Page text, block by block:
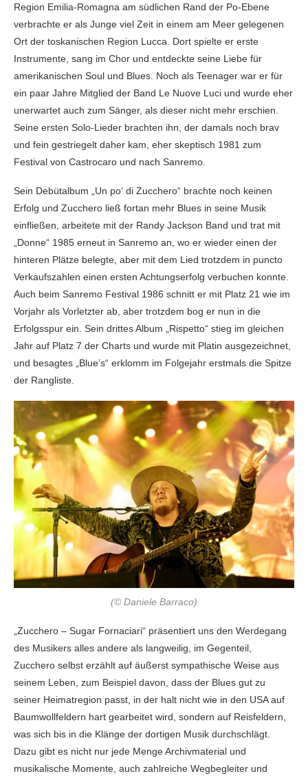
Region Emilia-Romagna am südlichen Rand der Po-Ebene
verbrachte er als Junge viel Zeit in einem am Meer gelegenen
Ort der toskanischen Region Lucca. Dort spielte er erste
Instrumente, sang im Chor und entdeckte seine Liebe für
amerikanischen Soul und Blues. Noch als Teenager war er für
ein paar Jahre Mitglied der Band Le Nuove Luci und wurde eher
unerwartet auch zum Sänger, als dieser nicht mehr erschien.
Seine ersten Solo-Lieder brachten ihn, der damals noch brav
und fein gestriegelt daher kam, eher skeptisch 1981 zum
Festival von Castrocaro und nach Sanremo.
Sein Debütalbum „Un po‘ di Zucchero“ brachte noch keinen
Erfolg und Zucchero ließ fortan mehr Blues in seine Musik
einfließen, arbeitete mit der Randy Jackson Band und trat mit
„Donne“ 1985 erneut in Sanremo an, wo er wieder einen der
hinteren Plätze belegte, aber mit dem Lied trotzdem in puncto
Verkaufszahlen einen ersten Achtungserfolg verbuchen konnte.
Auch beim Sanremo Festival 1986 schnitt er mit Platz 21 wie im
Vorjahr als Vorletzter ab, aber trotzdem bog er nun in die
Erfolgsspur ein. Sein drittes Album „Rispetto“ stieg im gleichen
Jahr auf Platz 7 der Charts und wurde mit Platin ausgezeichnet,
und besagtes „Blue’s“ erklomm im Folgejahr erstmals die Spitze
der Rangliste.
(© Daniele Barraco)
„Zucchero – Sugar Fornaciari“ präsentiert uns den Werdegang
des Musikers alles andere als langweilig, im Gegenteil,
Zucchero selbst erzählt auf äußerst sympathische Weise aus
seinem Leben, zum Beispiel davon, dass der Blues gut zu
seiner Heimatregion passt, in der halt nicht wie in den USA auf
Baumwollfeldern hart gearbeitet wird, sondern auf Reisfeldern,
was sich bis in die Klänge der dortigen Musik durchschlägt.
Dazu gibt es nicht nur jede Menge Archivmaterial und
musikalische Momente, auch zahlreiche Wegbegleiter und